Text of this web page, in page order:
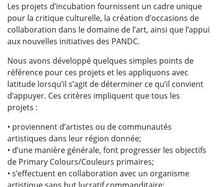
Les projets d’incubation fournissent un cadre unique
pour la critique culturelle, la création d’occasions de
collaboration dans le domaine de l’art, ainsi que l’appui
aux nouvelles initiatives des PANDC.
Nous avons développé quelques simples points de
référence pour ces projets et les appliquons avec
latitude lorsqu’il s’agit de déterminer ce qu’il convient
d’appuyer. Ces critères impliquent que tous les
projets :
• proviennent d’artistes ou de communautés
artistiques dans leur région donnée;
• d’une manière générale, font progresser les objectifs
de Primary Colours/Couleurs primaires;
• s’effectuent en collaboration avec un organisme